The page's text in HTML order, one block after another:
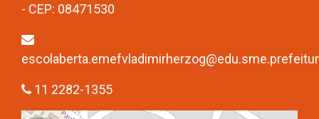
- CEP: 08471530
11 2282-1355